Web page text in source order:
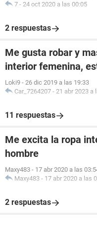
7 - 24 oct 2020 a las 00:05
2 respuestas
Me gusta robar y
interior femenina,
Loki9 - 26 dic 2019 a las 19:33
Car_7264207 - 21 abr 2023 a
11 respuestas
Me excita la ropa
hombre
Maxy483 - 17 abr 2020 a las
Maxy483 - 17 abr 2020 a las
2 respuestas